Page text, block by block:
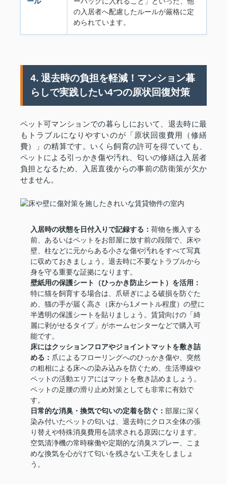
の入居者へ配慮したルールが厳格に定
められています。
4. 退去時の負担を軽減！マンション暮
らしで実践したい4つの原状回復対策
ペット可マンションでの暮らしにおいて、退去時に最
もトラブルになりやすいのが「原状回復費用（修繕
費）」の精算です。いくら飼育の許可を得ていても、
ペットによる引っかき傷や汚れ、匂いの修繕は入居者
負担となるため、入居直後からの事前の防衛策が欠か
せません。
入居時の状態を日付入りで記録する： 荷物を搬入する
前、あるいはペットをお部屋に放す前の段階で、床や
壁、柱などに元からある小さな傷や汚れをすべて写真
に収めておきましょう。退去時に不要なトラブルから
身を守る重要な証拠になります。
壁紙用の保護シート（ひっかき防止シート）を活用：
特に猫を飼育する場合は、爪研ぎによる破損を防ぐた
め、猫の手が届く高さ（床から1メートル程度）の壁に
半透明の保護シートを貼りましょう。賃貸向けの「綺
麗に剥がせるタイプ」がホームセンターなどで購入可
能です。
床にはクッションフロアやジョイントマットを敷き詰
める： 爪によるフローリングへのひっかき傷や、突然
の粗相による床への染み込みを防ぐため、生活導線や
ペットの活動エリアにはマットを敷き詰めましょう。
ペットの足腰の滑り止め対策としても非常に有効で
す。
日常的な消臭・換気で匂いの定着を防ぐ： 部屋に深く
染み付いたペットの匂いは、退去時にクロス全体の張
り替えや特殊消臭費用を請求される原因になります。
空気清浄機の常時稼働や定期的な消臭スプレー、こま
めな換気を心がけて匂いを残さない工夫をしましょ
う。